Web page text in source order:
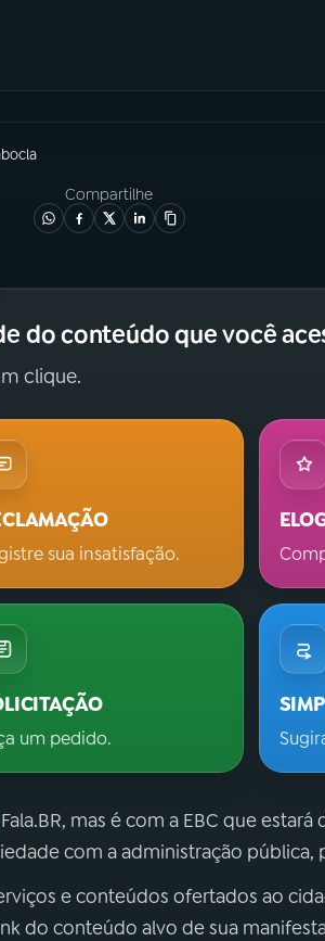
Compartilhe
do conteúdo que você
clique.
sua insatisfação.
um pedido.
mas é com a EBC que estará
com a administração pública,
e conteúdos ofertados ao
do conteúdo alvo de sua